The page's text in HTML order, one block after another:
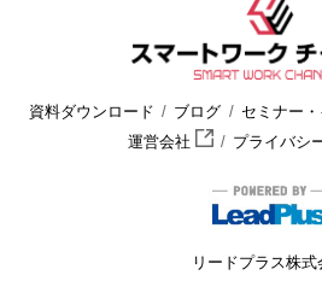
資料ダウンロード ブログ セミナー・
運営会社
プライバシ
リードプラス株式